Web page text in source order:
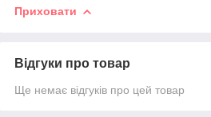
Приховати
Відгуки про товар
Ще немає відгуків про цей товар